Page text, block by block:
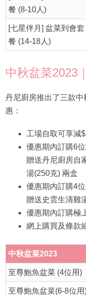
餐 (8-10人)
[七星伴月] 盆菜到會套
餐 (14-18人)
中秋盆菜2023
丹尼廚房推出了三款
惠：
工場自取可享減
優惠期內訂購6
贈送丹尼廚房自
湯(250克) 兩盒
優惠期內訂購4
贈送史雲生清雞
優惠期內訂購極
網上購買及條款
中秋盆菜2023
至尊鮑魚盆菜 (4位用)
至尊鮑魚盆菜(6-8位用